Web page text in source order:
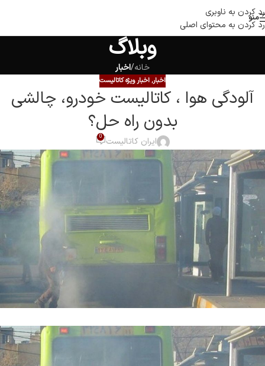
رد کردن به ناوبری
رد کردن به محتوای اصلی
منو
وبلاگ
خانه/اخبار
اخبار,اخبار ویژه کاتالیست
آلودگی هوا ، کاتالیست خودرو، چالشی
بدون راه حل؟
ایران کاتالیست 0